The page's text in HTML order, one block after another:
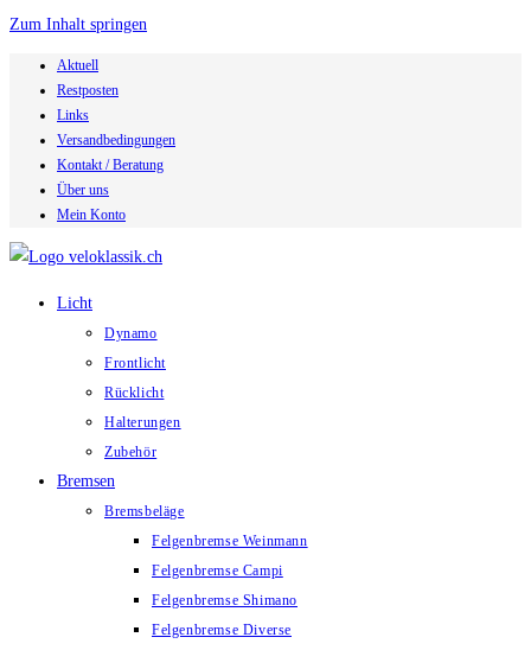
Zum Inhalt springen
Aktuell
Restposten
Links
Versandbedingungen
Kontakt / Beratung
Über uns
Mein Konto
Licht
Dynamo
Frontlicht
Rücklicht
Halterungen
Zubehör
Bremsen
Bremsbeläge
Felgenbremse Weinmann
Felgenbremse Campi
Felgenbremse Shimano
Felgenbremse Diverse